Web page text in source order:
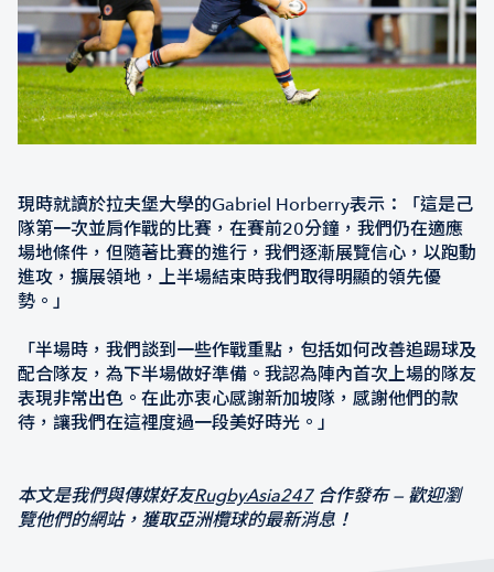
現時就讀於拉夫堡大學的Gabriel Horberry表示：「這是己
隊第一次並肩作戰的比賽，在賽前20分鐘，我們仍在適應
場地條件，但隨著比賽的進行，我們逐漸展覽信心，以跑動
進攻，擴展領地，上半場結束時我們取得明顯的領先優
勢。」
「半場時，我們談到一些作戰重點，包括如何改善追踢球及
配合隊友，為下半場做好準備。我認為陣內首次上場的隊友
表現非常出色。在此亦衷心感謝新加坡隊，感謝他們的款
待，讓我們在這裡度過一段美好時光。」
本文是我們與傳媒好友RugbyAsia247合作發布 — 歡迎瀏
覽他們的網站，獲取亞洲欖球的最新消息！